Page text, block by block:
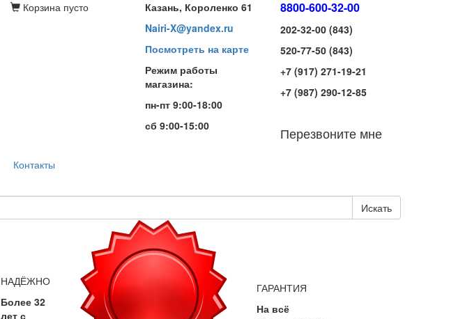
Корзина пусто
Казань, Короленко 61
Nairi-X@yandex.ru
Посмотреть на карте
Режим работы
магазина:
пн-пт 9:00-18:00
сб 9:00-15:00
8800-600-32-00
202-32-00 (843)
520-77-50 (843)
+7 (917) 271-19-21
+7 (987) 290-12-85
Перезвоните мне
Контакты
Искать
НАДЁЖНО
Более 32
лет с
ГАРАНТИЯ
На всё